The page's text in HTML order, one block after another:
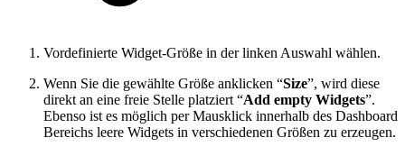
Vordefinierte Widget-Größe in der linken Auswahl wählen.
Wenn Sie die gewählte Größe anklicken “Size”, wird diese
direkt an eine freie Stelle platziert “Add empty Widgets”.
Ebenso ist es möglich per Mausklick innerhalb des Dashboard
Bereichs leere Widgets in verschiedenen Größen zu erzeugen.